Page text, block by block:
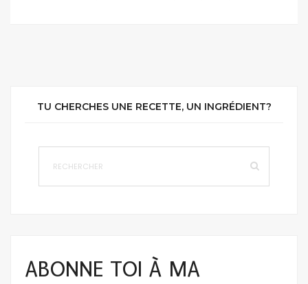
TU CHERCHES UNE RECETTE, UN INGRÉDIENT?
ABONNE TOI À MA